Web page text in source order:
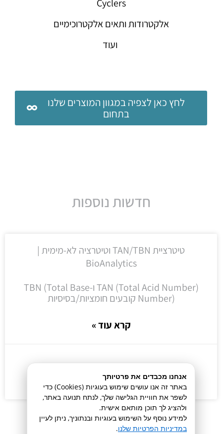
Cyclers
אלקטרודות ותאים אלקטרוכימיים
ועוד
לחץ כאן לצפיה במגוון המוצרים שלנו
בתחום
חדשות נוספות
טיטרציית TAN/TBN וטיטרציה לא-מימית |
BioAnalytics
TAN (Total Acid Number) ו-TBN (Total Base
Number) קובעים חומציות/בסיסיות
קרא עוד »
14/07/2026
אנחנו מכבדים את פרטיותך
באתר זה אנו עושים שימוש בעוגיות (Cookies) כדי
לשפר את חוויית הגלישה שלך, לנתח תנועה באתר,
ולהציג לך תוכן מותאם אישית.
למידע נוסף על השימוש בעוגיות ובנתוניך, ניתן לעיין
במדיניות הפרטיות שלנו.